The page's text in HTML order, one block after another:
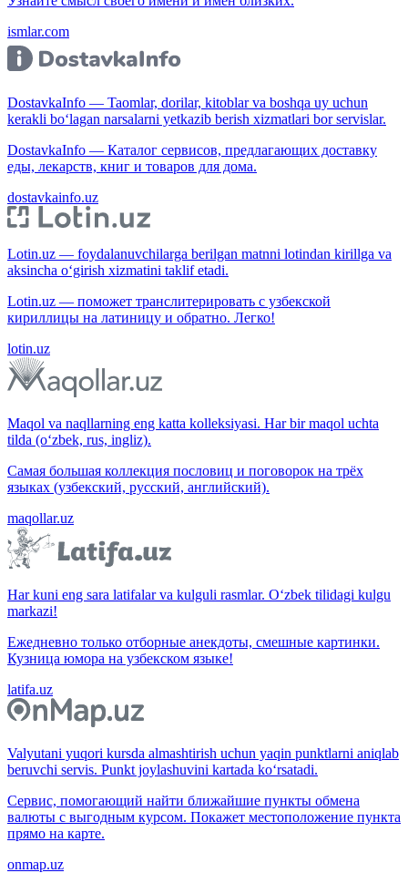
ismlar.com
DostavkaInfo — Taomlar, dorilar, kitoblar va boshqa uy uchun
kerakli bo‘lagan narsalarni yetkazib berish xizmatlari bor servislar.
DostavkaInfo — Каталог сервисов, предлагающих доставку
еды, лекарств, книг и товаров для дома.
dostavkainfo.uz
Lotin.uz — foydalanuvchilarga berilgan matnni lotindan kirillga va
aksincha o‘girish xizmatini taklif etadi.
Lotin.uz — поможет транслитерировать с узбекской
кириллицы на латиницу и обратно. Легко!
lotin.uz
Maqol va naqllarning eng katta kolleksiyasi. Har bir maqol uchta
tilda (o‘zbek, rus, ingliz).
Самая большая коллекция пословиц и поговорок на трёх
языках (узбекский, русский, английский).
maqollar.uz
Har kuni eng sara latifalar va kulguli rasmlar. O‘zbek tilidagi kulgu
markazi!
Ежедневно только отборные анекдоты, смешные картинки.
Кузница юмора на узбекском языке!
latifa.uz
Valyutani yuqori kursda almashtirish uchun yaqin punktlarni aniqlab
beruvchi servis. Punkt joylashuvini kartada ko‘rsatadi.
Сервис, помогающий найти ближайшие пункты обмена
валюты с выгодным курсом. Покажет местоположение пункта
прямо на карте.
onmap.uz